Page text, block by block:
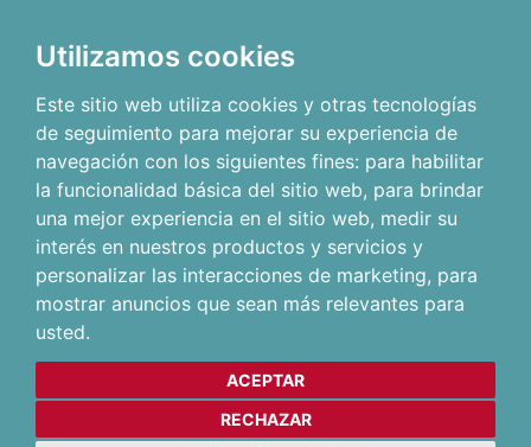
Utilizamos cookies
Este sitio web utiliza cookies y otras tecnologías
de seguimiento para mejorar su experiencia de
navegación con los siguientes fines: para habilitar
la funcionalidad básica del sitio web, para brindar
una mejor experiencia en el sitio web, medir su
interés en nuestros productos y servicios y
personalizar las interacciones de marketing, para
mostrar anuncios que sean más relevantes para
usted.
ACEPTAR
RECHAZAR